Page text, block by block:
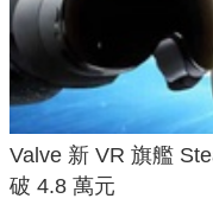
Valve 新 VR 旗艦
破 4.8 萬元